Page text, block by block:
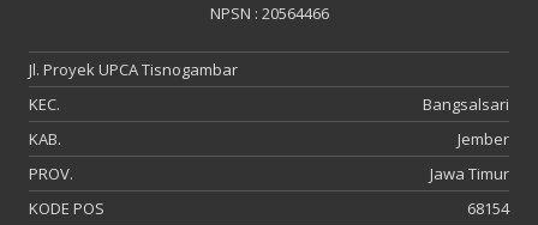
NPSN : 20564466
Jl. Proyek UPCA Tisnogambar
KEC.
Bangsalsari
KAB.
Jember
PROV.
Jawa Timur
KODE POS
68154